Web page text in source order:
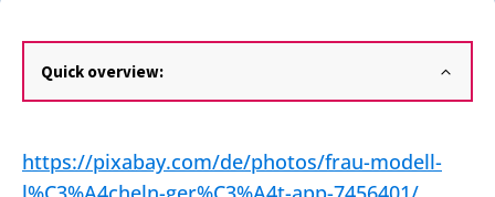
Quick overview:
https://pixabay.com/de/photos/frau-modell-